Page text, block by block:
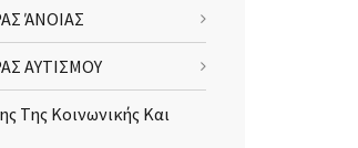
ΆΝΟΙΑΣ
ΑΥΤΙΣΜΟΥ
Της Κοινωνικής Και